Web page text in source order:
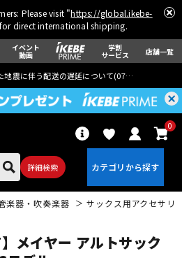
Please visit "https://global.ikebe-
direct international shipping.
イベント
動画
学割
サービス 店舗一覧
地震に伴う配送の遅延について(07月29日
詳細検索
0
楽器・吹奏楽器 サックス用アクセサリ
メイヤー アルトサック